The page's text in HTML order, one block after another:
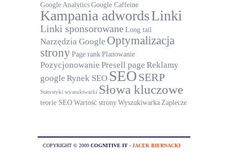
Google AnalyticsGoogle Caffeine
Kampania adwordsLinki
Linki sponsorowane Long tail
Narzędzia Google Optymalizacja
stronyPage rankPlanowanie
Pozycjonowanie Presell page Reklamy
google Rynek SEO SEO SERP
Statystyki wyszukiwarki Słowa kluczowe
teorie SEOWartość stronyWyszukiwarka Zaplecze
COPYRIGHT © 2009 COGNITIVE IT - JACEK BIERNACKI